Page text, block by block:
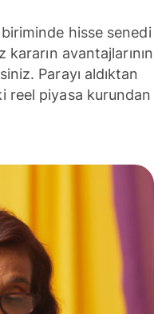
biriminde hisse senedi
avantajlarının
Parayı aldıktan
reel piyasa kurundan